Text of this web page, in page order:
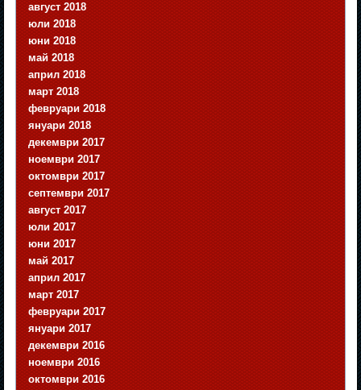
август 2018
юли 2018
юни 2018
май 2018
април 2018
март 2018
февруари 2018
януари 2018
декември 2017
ноември 2017
октомври 2017
септември 2017
август 2017
юли 2017
юни 2017
май 2017
април 2017
март 2017
февруари 2017
януари 2017
декември 2016
ноември 2016
октомври 2016